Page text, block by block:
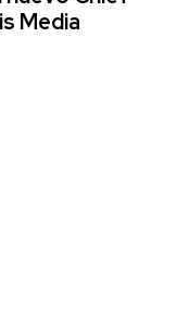
Media